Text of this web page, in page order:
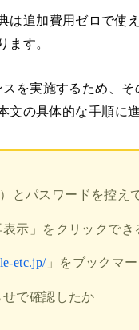
は追加費用ゼロで使
ます。
を実施するため、
の具体的な手順に
とパスワードを控え
示」をクリックでき
etc.jp/」をブックマ
で確認したか